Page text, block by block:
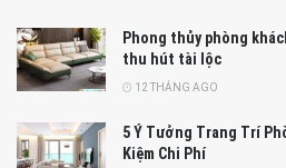
Phong thủy phòng
thu hút tài lộc
12 THÁNG AGO
5 Ý Tưởng Trang Trí
Kiệm Chi Phí